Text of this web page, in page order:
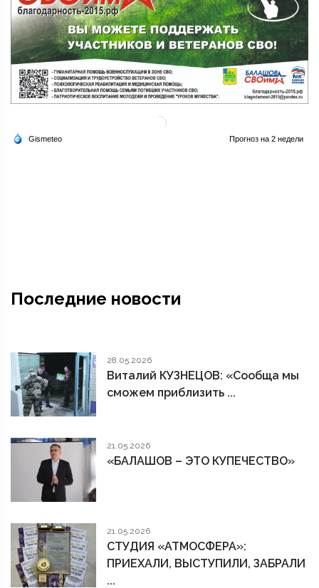
Последние новости
28.05.2026
Виталий КУЗНЕЦОВ: «Сообща мы
сможем приблизить ...
21.05.2026
«БАЛАШОВ – ЭТО КУПЕЧЕСТВО»
21.05.2026
СТУДИЯ «АТМОСФЕРА»:
ПРИЕХАЛИ, ВЫСТУПИЛИ, ЗАБРАЛИ
...